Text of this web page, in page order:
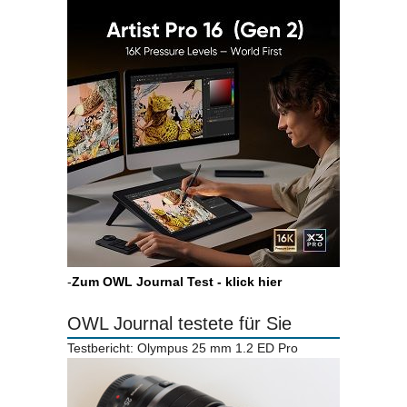
-Zum OWL Journal Test - klick hier
OWL Journal testete für Sie
Testbericht: Olympus 25 mm 1.2 ED Pro